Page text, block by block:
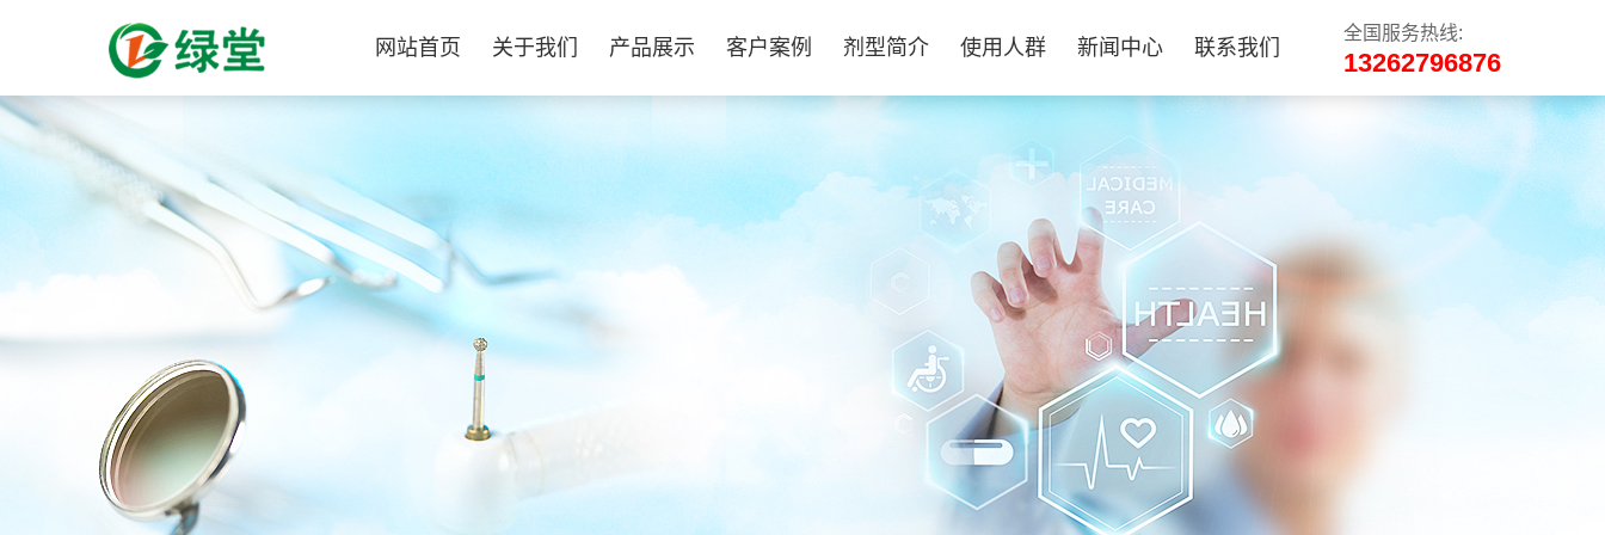
网站首页 关于我们 产品展示 客户案例 剂型简介 使用人群 新闻中心 联系我们
全国服务热线:
13262796876